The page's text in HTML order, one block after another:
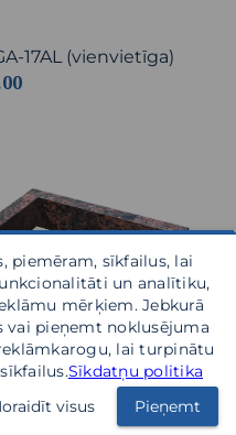
17AL (vienvietīga)
piemēram, sīkfailus, lai
un analītiku,
mērķiem. Jebkurā
pieņemt noklusējuma
lai turpinātu
Sīkdatņu politika
visus
Pieņemt